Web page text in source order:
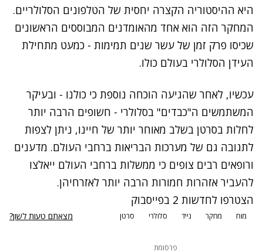
היא ההיסטוריה הקצרה יחסית של הטלפונים הסלולריים.
המחקר הזה הוא אחד מהאומדנים המבוססים הראשונים
שכיסו פרק זמן של עשר שנים תמימות - כמעט מתחילת
העידן הסלולרי בעולם כולו.
עכשיו, לאחר שהגיעה הוכחה נוספת כי כולנו - ובעיקר
המשתמשים ה"כבדים" בסלולרי - חשופים הרבה יותר
לחלות בסרטן בשלב מאוחר יותר של חיינו, ניתן לצפות
לתגובה גם של מערכות הבריאות ברחבי העולם. מדענים
ורופאים רבים צופים כי ממשלות ברחבי העולם ייאלצו
להעביר אזהרות חמורות הרבה יותר לאזרחיהן.
הצטרפו לחדשות 2 בפייסבוק
מוח מחקר נייד סלולרי סרטן מצאתם טעות לשון?
פרסומת